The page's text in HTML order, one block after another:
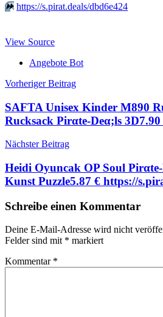
⏩️ https://s.pirat.deals/dbd6e424
View Source
Angebote Bot
Beitragsnavigation
Vorheriger Beitrag
SAFTA Unisex Kinder M890
Rucksack Pirαtе-Dеα;ls
Nächster Beitrag
Heidi Oyuncak OP Soul
Kunst Puzzle5.87 € https://
Schreibe einen Kommentar
Deine E-Mail-Adresse wird nicht
Felder sind mit * markiert
Kommentar *